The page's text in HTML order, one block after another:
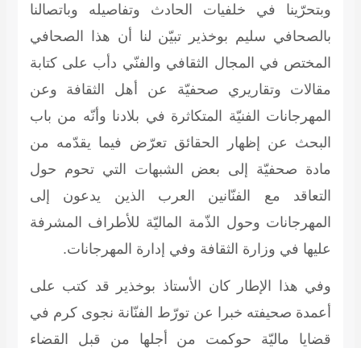
وبتحرّينا في خلفيات الحادث وتفاصيله وباتصالنا
بالصحافي سليم بوخذير تبيّن لنا أن هذا الصحافي
المختص في المجال الثقافي والفنّي دأب على كتابة
مقالات وتقاريري صحفيّة عن أهل الثقافة وعن
المهرجانات الفنيّة المتكاثرة في بلادنا وأنّه من باب
البحث عن إظهار الحقائق تعرّض فيما يقدّمه من
مادة صحفيّة إلى بعض الشبهات التي تحوم حول
التعاقد مع الفنّانين العرب الذين يدعون إلى
المهرجانات وحول الذّمة الماليّة للأطراف المشرفة
عليها في وزارة الثقافة وفي إدارة المهرجانات.
وفي هذا الإطار كان الأستاذ بوخذير قد كتب على
أعمدة صحيفته خبرا عن تورّط الفنّانة نجوى كرم في
قضايا ماليّة حوكمت من أجلها من قبل القضاء